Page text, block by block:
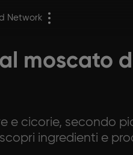
Network
moscato
e cicorie, secondo
ingredienti e